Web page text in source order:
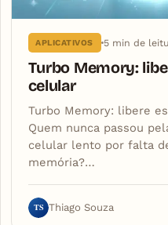
APLICATIVOS 5 min de
Turbo Memory:
celular
Turbo Memory: libere
Quem nunca passou
celular lento por falta
memória?…
TS Thiago Souza